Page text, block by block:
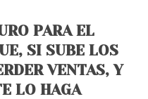
PARA EL
SI SUBE LOS
VENTAS, Y
LO HAGA